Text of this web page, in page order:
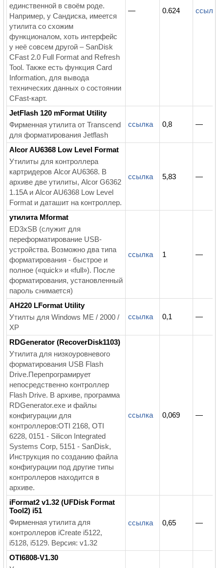
единственной в своём роде.
Например, у Сандиска, имеется
утилита со схожим
функционалом, хоть интерфейс
у неё совсем другой – SanDisk
CFast 2.0 Full Format and Refresh
Tool. Также есть функция Card
Information, для вывода
технических данных о состоянии
CFast-карт.
— 0.624
JetFlash 120 mFormat Utility
Фирменная утилита от Transcend
для форматирования Jetflash
ссылка 0,8 —
Alcor AU6368 Low Level Format
Утилиты для контроллера
картридеров Alcor AU6368. В
архиве две утилиты, Alcor G6362
1.15A и Alcor AU6368 Low Level
Format и даташит на контроллер.
ссылка 5,83 —
утилита Mformat
ED3xSB (служит для
переформатирование USB-
устройства. Возможно два типа
форматирования - быстрое и
полное («quick» и «full»). После
форматирования, установленный
пароль снимается)
ссылка 1 —
AH220 LFormat Utility
Утилты для Windows ME / 2000 /
XP
ссылка 0,1 —
RDGenerator (RecoverDisk1103)
Утилита для низкоуровневого
форматирования USB Flash
Drive.Перепрограмирует
непосредственно контроллер
Flash Drive. В архиве, программа
RDGenerator.exe и файлы
конфигурации для
контроллеров:OTI 2168, OTI
6228, 0151 - Silicon Integrated
Systems Corp, 5151 - SanDisk,
Инструкция по созданию файла
конфигурации под другие типы
контроллеров находится в
архиве.
ссылка 0,069 —
iFormat2 v1.32 (UFDisk Format
Tool2) i51
Фирменная утилита для
контроллеров iCreate i5122,
i5128, i5129. Версия: v1.32
ссылка 0,65 —
OTI6808-V1.30